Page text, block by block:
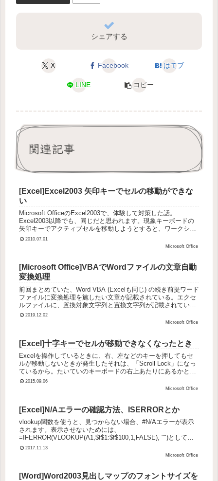
シェアする
X Facebook はてブ
LINE コピー
関連記事
[Excel]Excel2003 矢印キーでセルの移動ができな
い
Microsoft OfficeのExcel2003で、体験して対策した話。
Excel2003以降でも、同じだと思われます。現象キーボードの
矢印キーでアクティブセルを移動しようとすると、ワークシー
トがスクロールしてしまって、アクティブセルの...
2010.07.01
Microsoft Office
[Microsoft Office]VBAでWordファイルの文章自動
変換処理
前回まとめていた、Word VBA (Excelも同じ) の続き前提ワード
ファイルに変換処理を施したい文章が記載されている。エクセ
ルファイルに、置換対象文字列と置換文字列が記載されてい
る。wordのマクロ有効文書（docm）で処理している。...
2019.12.02
Microsoft Office
[Excel]十字キーでセルが移動できなくなったとき
Excelを操作しているときに、右、左などのキーを押してもセ
ルが移動しないときが発生したそれは、「Scroll Lock」になっ
ているから。たいていのキーボードの右上あたりにあるかと思
います。この症状が起きた時、忘れていることが多いので、
2015.09.06
Microsoft Office
[Excel]N/Aエラーの確認方法、ISERRORとか
vlookup関数を使うと、見つからない場合、#N/Aエラーが表示
されます。表示させないためには、
=IFERROR(VLOOKUP(A1,$f$1:$f$100,1,FALSE), "")としてあ
げれば、#N/Aエラーの文字は表示されず、”...
2017.11.13
Microsoft Office
[Word]Word2003見出しマップのフォントサイズを